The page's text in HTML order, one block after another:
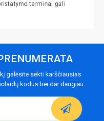
terminai gali
galėsite sekti karščiausias
kodus bei dar daugiau.